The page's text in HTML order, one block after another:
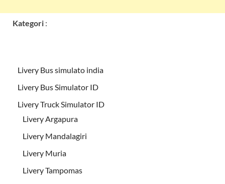
Kategori :
Livery Bus simulato india
Livery Bus Simulator ID
Livery Truck Simulator ID
Livery Argapura
Livery Mandalagiri
Livery Muria
Livery Tampomas